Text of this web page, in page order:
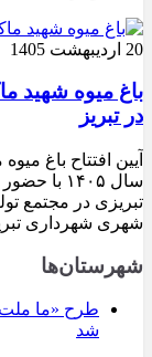
20 اردیبهشت 1405
باغ میوه شهید
در تبریز
آیین افتتاح باغ
سال ۱۴۰۵
تبریزی در مجتمع
شهری شهرداری
شهرستان‌ها
طرح «ما ملت
شد